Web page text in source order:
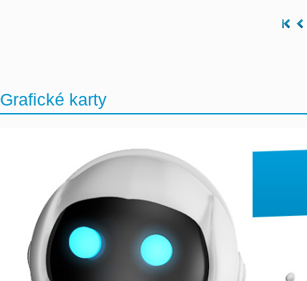
Grafické karty